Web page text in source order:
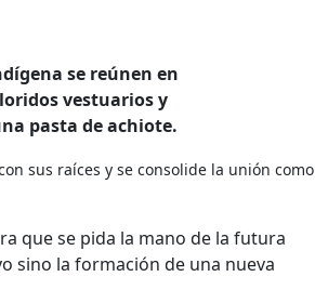
se reúnen en
vestuarios y
pasta de achiote.
sus raíces y se consolide la unión como
que se pida la mano de la futura
sino la formación de una nueva